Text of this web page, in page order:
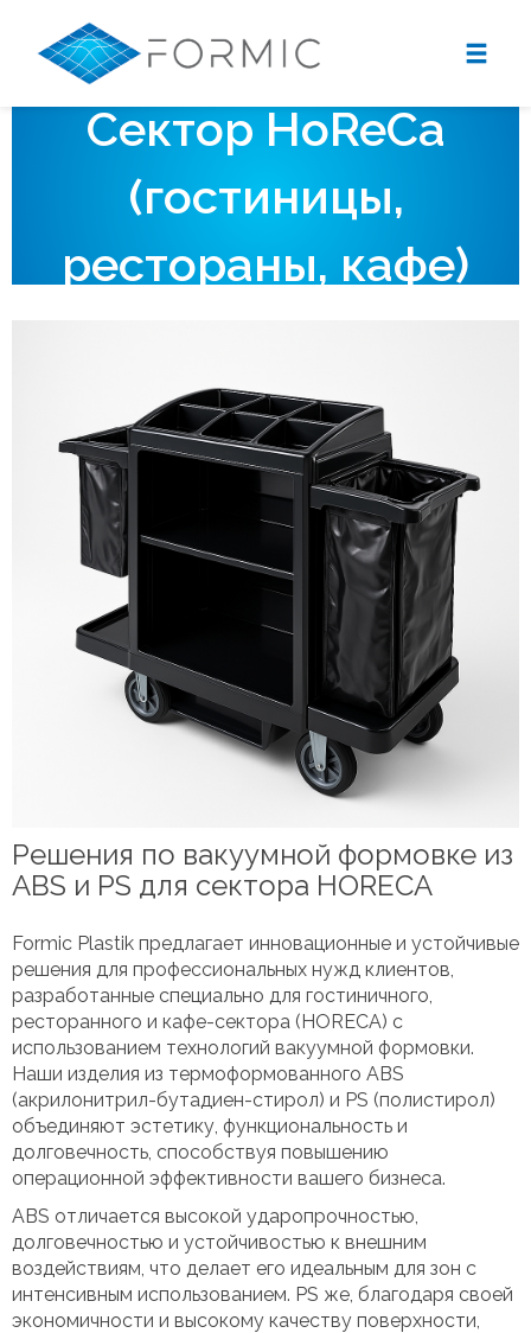
Сектор HoReCa
(гостиницы,
рестораны, кафе)
Решения по вакуумной формовке из
ABS и PS для сектора HORECA
Formic Plastik предлагает инновационные и устойчивые
решения для профессиональных нужд клиентов,
разработанные специально для гостиничного,
ресторанного и кафе-сектора (HORECA) с
использованием технологий вакуумной формовки.
Наши изделия из термоформованного ABS
(акрилонитрил-бутадиен-стирол) и PS (полистирол)
объединяют эстетику, функциональность и
долговечность, способствуя повышению
операционной эффективности вашего бизнеса.
ABS отличается высокой ударопрочностью,
долговечностью и устойчивостью к внешним
воздействиям, что делает его идеальным для зон с
интенсивным использованием. PS же, благодаря своей
экономичности и высокому качеству поверхности,